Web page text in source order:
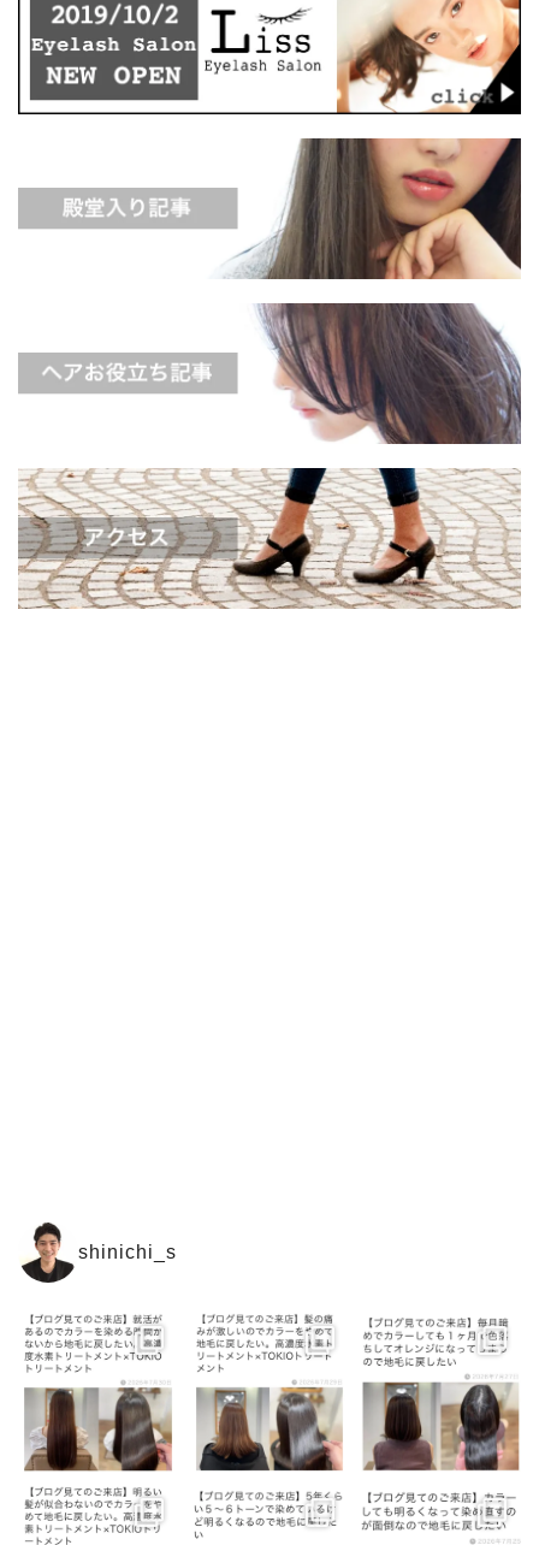
shinichi_s